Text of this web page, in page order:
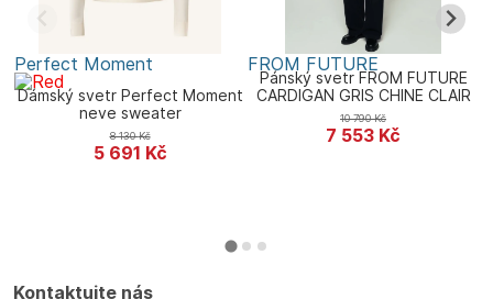
Perfect Moment
Dámský svetr Perfect Moment
neve sweater
5 691 Kč
8 130Kč
FROM FUTURE
Pánský svetr FROM FUTURE
CARDIGAN GRIS CHINE CLAIR
7 553 Kč
10 790Kč
Kontaktujte nás